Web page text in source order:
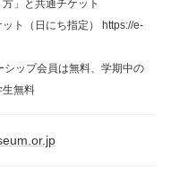
」と共通チケット
ト（日にち指定） https://e-
ップ会員は無料、学期中の
生無料